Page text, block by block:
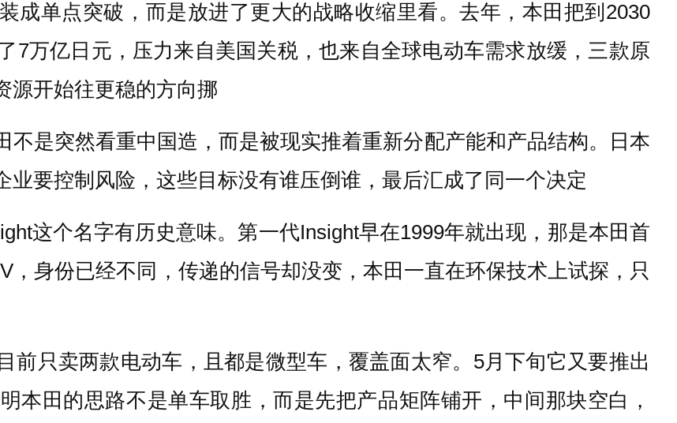
成单点突破，而是放进了更大的战略收缩里看。去年，本田把到2030
7万亿日元，压力来自美国关税，也来自全球电动车需求放缓，三款原
源开始往更稳的方向挪
不是突然看重中国造，而是被现实推着重新分配产能和产品结构。日本
要控制风险，这些目标没有谁压倒谁，最后汇成了同一个决定
这个名字有历史意味。第一代Insight早在1999年就出现，那是本田首
，身份已经不同，传递的信号却没变，本田一直在环保技术上试探，只
前只卖两款电动车，且都是微型车，覆盖面太窄。5月下旬它又要推出
本田的思路不是单车取胜，而是先把产品矩阵铺开，中间那块空白，